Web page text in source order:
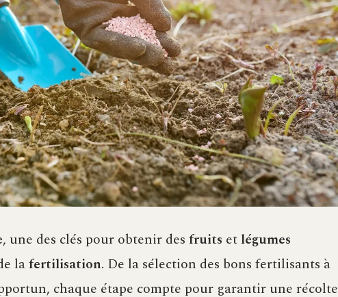
, une des clés pour obtenir des fruits etlégumes
lafertilisation. De la sélection des bons fertilisants à
chaque étape compte pour garantir une récolte